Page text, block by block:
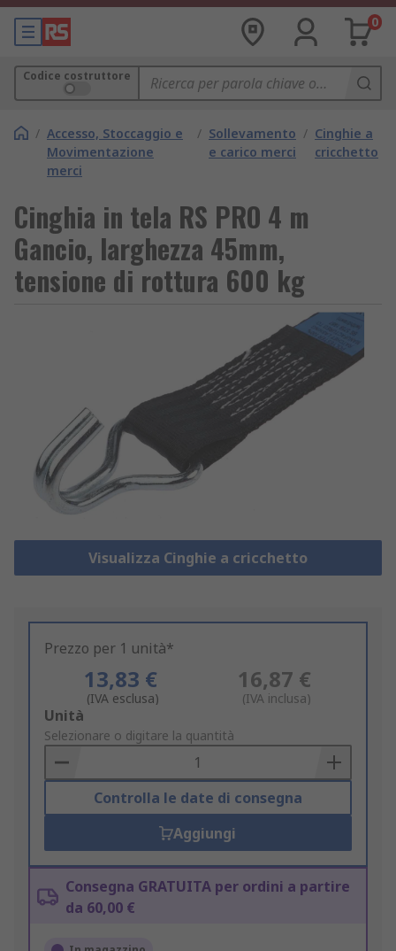
0
Codice costruttore
/ Accesso, Stoccaggio e
Movimentazione
merci
/ Sollevamento
e carico merci
/ Cinghie a
cricchetto
Cinghia in tela RS PRO 4 m
Gancio, larghezza 45mm,
tensione di rottura 600 kg
Visualizza Cinghie a cricchetto
Prezzo per 1 unità*
13,83 €
(IVA esclusa)
16,87 €
(IVA inclusa)
Add
to
Basket
Unità
Selezionare o digitare la quantità
Controlla le date di consegna
Aggiungi
Consegna GRATUITA per ordini a partire
da 60,00 €